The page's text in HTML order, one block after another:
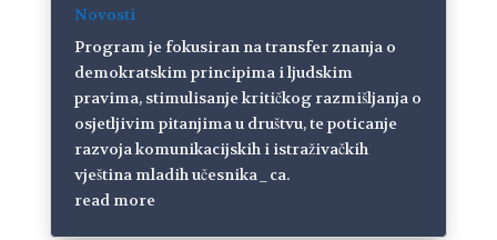
Novosti
Program je fokusiran na transfer znanja o
demokratskim principima i ljudskim
pravima, stimulisanje kritičkog razmišljanja o
osjetljivim pitanjima u društvu, te poticanje
razvoja komunikacijskih i istraživačkih
vještina mladih učesnika_ca.
read more